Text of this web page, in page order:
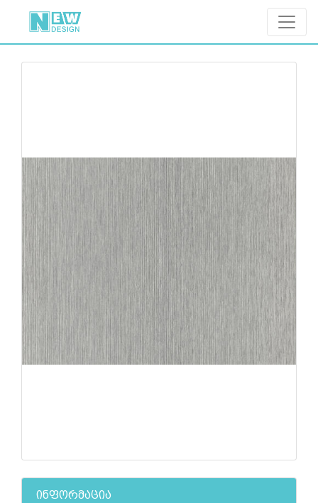
ინფორმაცია